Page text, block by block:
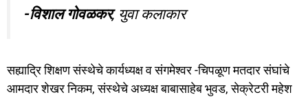
-विशाल गोवळकर, युवा कलाकार
सह्याद्रि शिक्षण संस्थेचे कार्यध्यक्ष व संगमेश्वर -चिपळूण मतदार संघांचे
आमदार शेखर निकम, संस्थेचे अध्यक्ष बाबासाहेब भुवड, सेक्रेटरी महेश